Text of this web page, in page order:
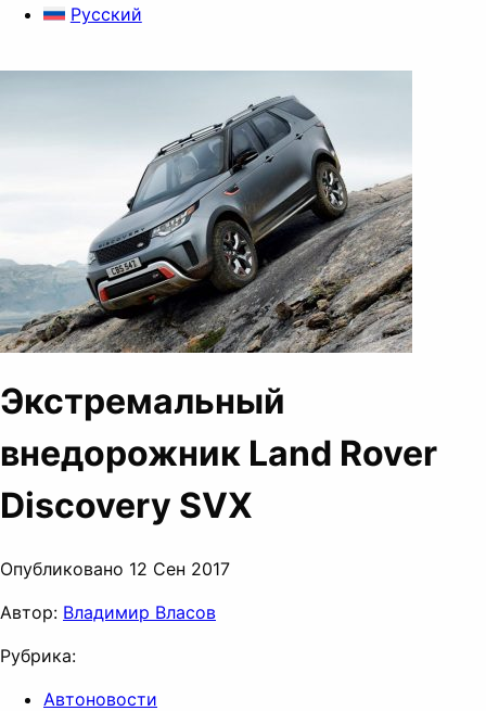
Русский
Экстремальный
внедорожник Land Rover
Discovery SVX
Опубликовано 12 Сен 2017
Автор: Владимир Власов
Рубрика:
Автоновости